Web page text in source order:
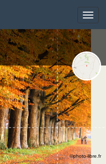
Toggle
©photo-libre.fr
Toggle